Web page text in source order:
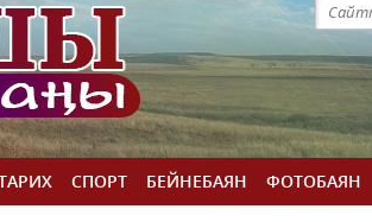
СПОРТ БЕЙНЕБАЯН ФОТОБАЯН